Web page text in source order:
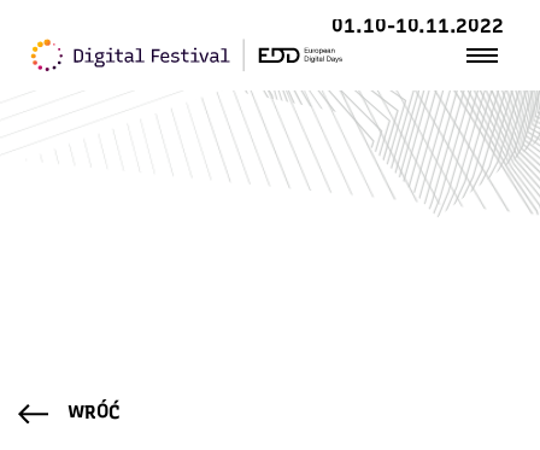
01.10-10.11.2022
WRÓĆ